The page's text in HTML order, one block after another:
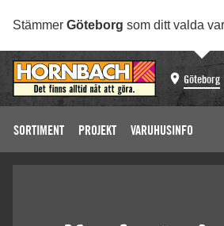
Stämmer Göteborg som ditt valda
Göteborg
SORTIMENT PROJEKT VARUHUSINFO